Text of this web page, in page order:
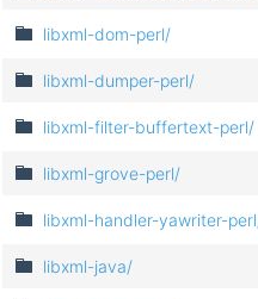
libxml-dom-perl/
libxml-dumper-perl/
libxml-filter-buffertext-perl/
libxml-grove-perl/
libxml-handler-yawriter-
libxml-java/